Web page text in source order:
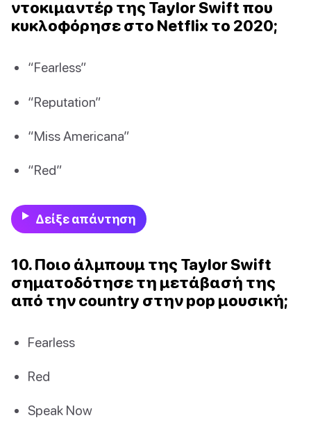
ντοκιμαντέρ της Taylor Swift που
κυκλοφόρησε στο Netflix το 2020;
“Fearless”
“Reputation”
“Miss Americana”
“Red”
Δείξε απάντηση
10. Ποιο άλμπουμ της Taylor Swift
σηματοδότησε τη μετάβασή της
από την country στην pop μουσική;
Fearless
Red
Speak Now